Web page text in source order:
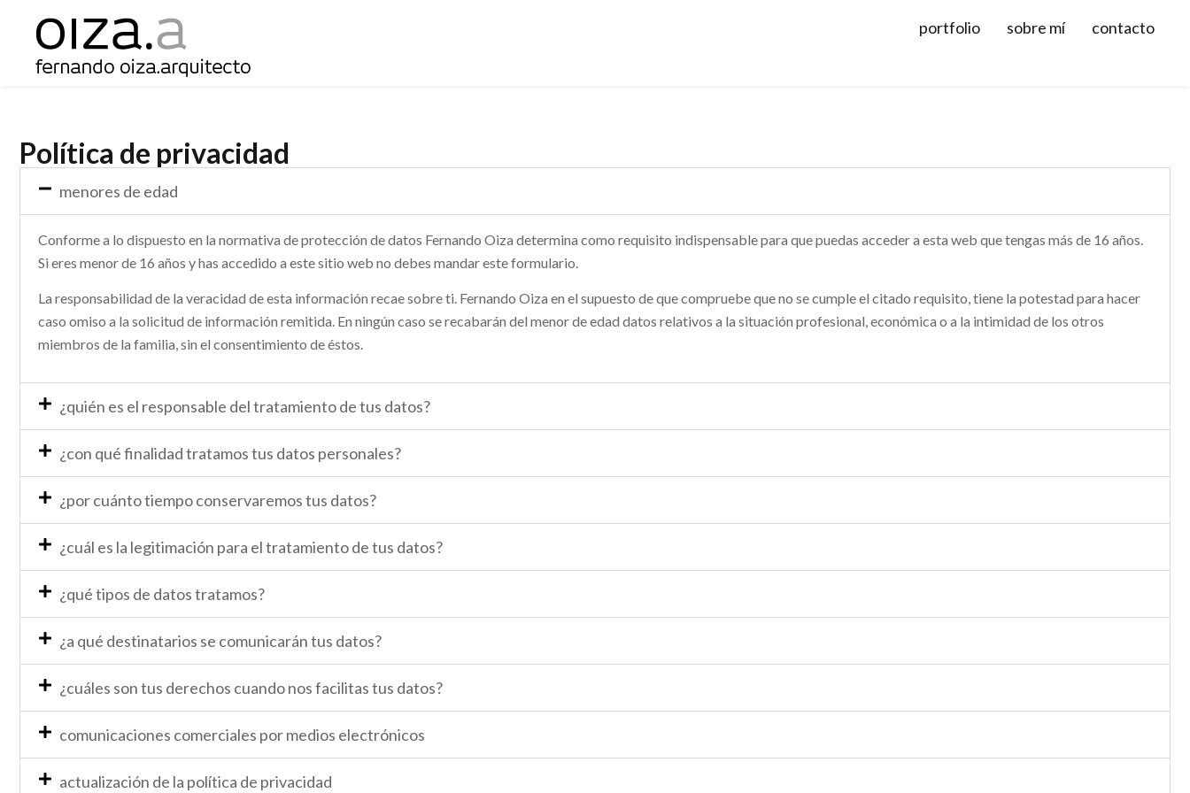
portfolio sobre mí contacto
Política de privacidad
menores de edad
Conforme a lo dispuesto en la normativa de protección de datos Fernando Oiza determina como requisito indispensable para que puedas acceder a esta web que tengas más de 16 años.
Si eres menor de 16 años y has accedido a este sitio web no debes mandar este formulario.
La responsabilidad de la veracidad de esta información recae sobre ti. Fernando Oiza en el supuesto de que compruebe que no se cumple el citado requisito, tiene la potestad para hacer
caso omiso a la solicitud de información remitida. En ningún caso se recabarán del menor de edad datos relativos a la situación profesional, económica o a la intimidad de los otros
miembros de la familia, sin el consentimiento de éstos.
¿quién es el responsable del tratamiento de tus datos?
¿con qué finalidad tratamos tus datos personales?
¿por cuánto tiempo conservaremos tus datos?
¿cuál es la legitimación para el tratamiento de tus datos?
¿qué tipos de datos tratamos?
¿a qué destinatarios se comunicarán tus datos?
¿cuáles son tus derechos cuando nos facilitas tus datos?
comunicaciones comerciales por medios electrónicos
actualización de la política de privacidad